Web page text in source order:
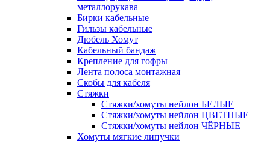
металлорукава
Бирки кабельные
Гильзы кабельные
Дюбель Хомут
Кабельный бандаж
Крепление для гофры
Лента полоса монтажная
Скобы для кабеля
Стяжки
Стяжки/хомуты нейлон БЕЛЫЕ
Стяжки/хомуты нейлон ЦВЕТНЫЕ
Стяжки/хомуты нейлон ЧЁРНЫЕ
Хомуты мягкие липучки